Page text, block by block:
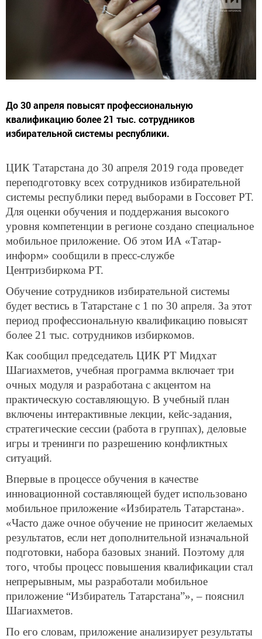
До 30 апреля повысят профессиональную
квалификацию более 21 тыс. сотрудников
избирательной системы республики.
ЦИК Татарстана до 30 апреля 2019 года проведет
переподготовку всех сотрудников избирательной
системы республики перед выборами в Госсовет РТ.
Для оценки обучения и поддержания высокого
уровня компетенции в регионе создано специальное
мобильное приложение. Об этом ИА «Татар-
информ» сообщили в пресс-службе
Центризбиркома РТ.
Обучение сотрудников избирательной системы
будет вестись в Татарстане с 1 по 30 апреля. За этот
период профессиональную квалификацию повысят
более 21 тыс. сотрудников избиркомов.
Как сообщил председатель ЦИК РТ Мидхат
Шагиахметов, учебная программа включает три
очных модуля и разработана с акцентом на
практическую составляющую. В учебный план
включены интерактивные лекции, кейс-задания,
стратегические сессии (работа в группах), деловые
игры и тренинги по разрешению конфликтных
ситуаций.
Впервые в процессе обучения в качестве
инновационной составляющей будет использовано
мобильное приложение «Избиратель Татарстана».
«Часто даже очное обучение не приносит желаемых
результатов, если нет дополнительной изначальной
подготовки, набора базовых знаний. Поэтому для
того, чтобы процесс повышения квалификации стал
непрерывным, мы разработали мобильное
приложение “Избиратель Татарстана”», – пояснил
Шагиахметов.
По его словам, приложение анализирует результаты